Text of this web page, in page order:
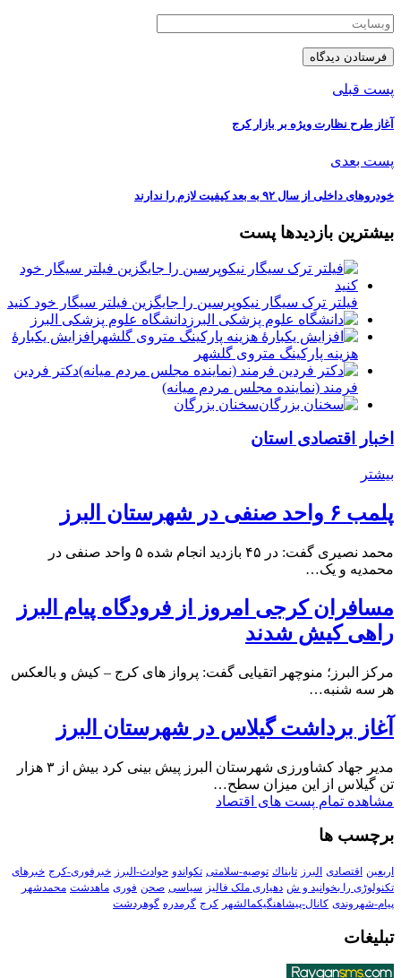
پست قبلی
آغاز طرح نظارت ویژه بر بازار کرج
پست بعدی
خودروهای داخلی از سال ۹۲ به بعد کیفیت لازم را ندارند
بیشترین بازدیدها پست
فیلتر ترک سیگار نیکوپرسین را جایگزین فیلتر سیگار خود کنید
دانشگاه علوم پزشکی البرز
افزایش یکبارۀ
هزینه پارکینگ متروی گلشهر
دكتر فردين
فرمند (نماينده مجلس مردم میانه)
سخنان بزرگان
اخبار اقتصادی استان
بیشتر
پلمب ۶ واحد صنفی در شهرستان البرز
محمد نصیری گفت: در ۴۵ بازدید انجام شده ۵ واحد صنفی در
محمدیه و یک…
مسافران کرجی امروز از فرودگاه پیام البرز
راهی کیش شدند
مرکز البرز؛ منوچهر اتقیایی گفت: پرواز های کرج – کیش و بالعکس
هر سه شنبه…
آغاز برداشت گیلاس در شهرستان البرز
مدیر جهاد کشاورزی شهرستان البرز پیش بینی کرد بیش از ۳ هزار
تن گیلاس از این میزان سطح…
مشاهده تمام پست های اقتصاد
برچسب ها
اربعین اقتصادی البرز تابناك توصیه-سلامتی تکواندو حوادث-البرز خبرفوری-کرج خبرهای
تکنولوڑی را بخوانید و ش دهیاری ملک فالیز سیاسی صحن فوری ماهدشت محمدشهر
پیام-شهروندی کانال-پیشاهنگیکمالشهر کرج گرمدره گوهردشت
تبلیغات